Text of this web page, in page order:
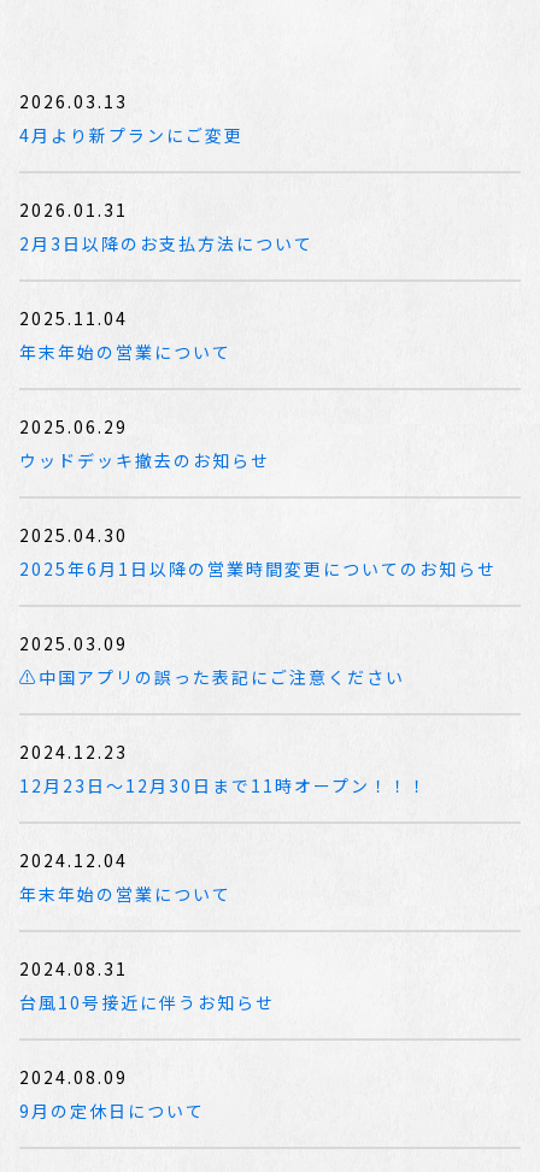
2026.03.13
4月より新プランにご変更
2026.01.31
2月3日以降のお支払方法について
2025.11.04
年末年始の営業について
2025.06.29
ウッドデッキ撤去のお知らせ
2025.04.30
2025年6月1日以降の営業時間変更についてのお知らせ
2025.03.09
⚠中国アプリの誤った表記にご注意ください
2024.12.23
12月23日～12月30日まで11時オープン！！！
2024.12.04
年末年始の営業について
2024.08.31
台風10号接近に伴うお知らせ
2024.08.09
9月の定休日について